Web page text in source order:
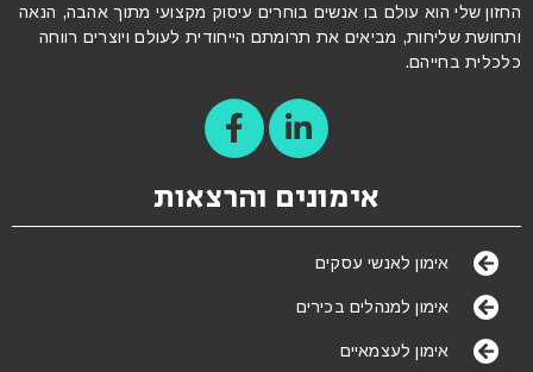
החזון שלי הוא עולם בו אנשים בוחרים עיסוק מקצועי מתוך אהבה, הנאה
ותחושת שליחות, מביאים את תרומתם הייחודית לעולם ויוצרים רווחה
כלכלית בחייהם.
אימונים והרצאות
אימון לאנשי עסקים
אימון למנהלים בכירים
אימון לעצמאיים